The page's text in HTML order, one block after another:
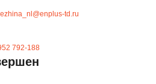
ценную информацию
td.ru
792-188